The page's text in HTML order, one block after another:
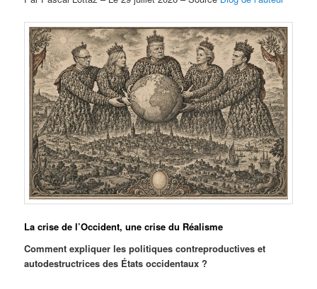
La crise de l’Occident, une crise du Réalisme
Comment expliquer les politiques contreproductives et
autodestructrices des États occidentaux ?